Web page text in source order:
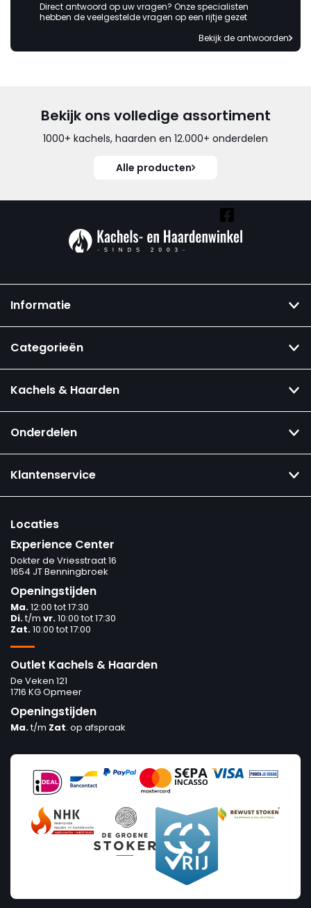
Direct antwoord op uw vragen? Onze specialisten
hebben de veelgestelde vragen op een rijtje gezet
Bekijk de antwoorden
Bekijk ons volledige assortiment
1000+ kachels, haarden en 12.000+ onderdelen
Alle producten
Informatie
Categorieën
Kachels & Haarden
Onderdelen
Klantenservice
Locaties
Experience Center
Dokter de Vriesstraat 16
1654 JT Benningbroek
Openingstijden
Ma.12:00 tot 17:30
Di.t/m vr.10:00 tot 17:30
Zat.10:00 tot 17:00
Outlet Kachels & Haarden
De Veken 121
1716 KG Opmeer
Openingstijden
Ma.t/m Zat. op afspraak